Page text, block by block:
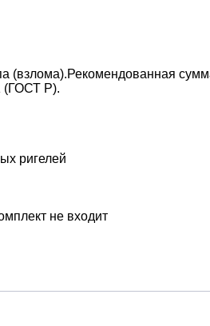
(взлома).Рекомендованная
(ГОСТ Р).
ригелей
не входит